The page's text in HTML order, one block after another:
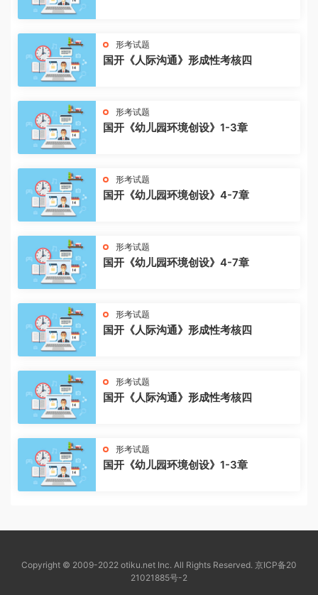
形考试题
国开《人际沟通》形成性考核四
形考试题
国开《幼儿园环境创设》1-3章
形考试题
国开《幼儿园环境创设》4-7章
形考试题
国开《幼儿园环境创设》4-7章
形考试题
国开《人际沟通》形成性考核四
形考试题
国开《人际沟通》形成性考核四
形考试题
国开《幼儿园环境创设》1-3章
Copyright © 2009-2022 otiku.net Inc. All Rights Reserved. 京ICP备20
21021885号-2